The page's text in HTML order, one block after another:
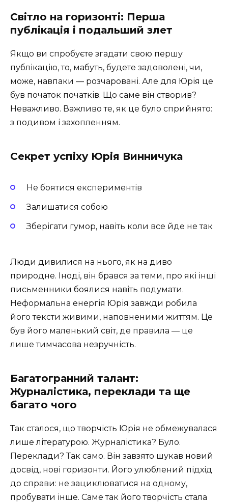
Світло на горизонті: Перша
публікація і подальший злет
Якщо ви спробуєте згадати свою першу
публікацію, то, мабуть, будете задоволені, чи,
може, навпаки — розчаровані. Але для Юрія це
був початок початків. Що саме він створив?
Неважливо. Важливо те, як це було сприйнято:
з подивом і захопленням.
Секрет успіху Юрія Винничука
Не боятися експериментів
Залишатися собою
Зберігати гумор, навіть коли все йде не так
Люди дивилися на нього, як на диво
природне. Іноді, він брався за теми, про які інші
письменники боялися навіть подумати.
Неформальна енергія Юрія завжди робила
його тексти живими, наповненими життям. Це
був його маленький світ, де правила — це
лише тимчасова незручність.
Багатогранний талант:
Журналістика, переклади та ще
багато чого
Так сталося, що творчість Юрія не обмежувалася
лише літературою. Журналістика? Було.
Переклади? Так само. Він завзято шукав новий
досвід, нові горизонти. Його улюблений підхід
до справи: не зациклюватися на одному,
пробувати інше. Саме так його творчість стала